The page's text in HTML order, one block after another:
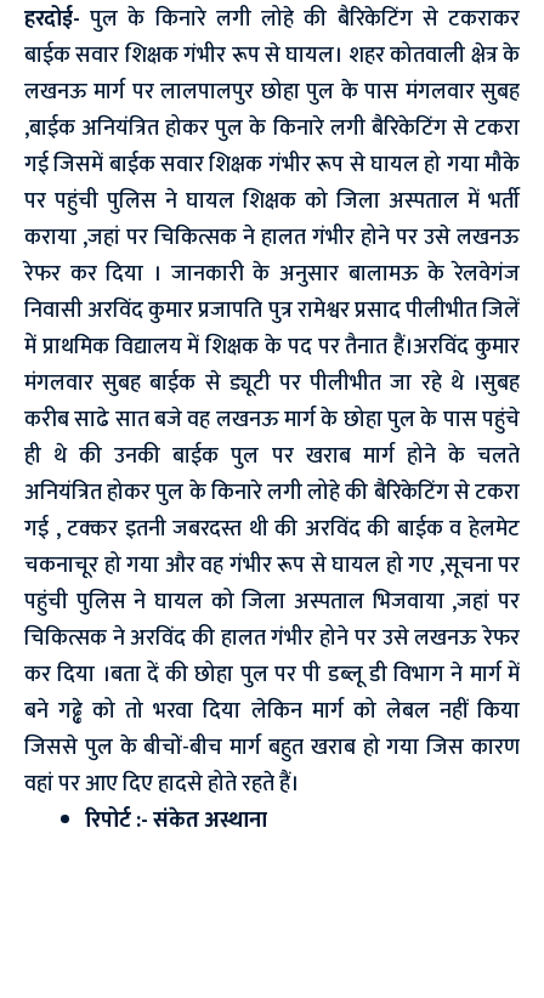
हरदोई- पुल के किनारे लगी लोहे की बैरिकेटिंग से टकराकर
बाईक सवार शिक्षक गंभीर रूप से घायल। शहर कोतवाली क्षेत्र के
लखनऊ मार्ग पर लालपालपुर छोहा पुल के पास मंगलवार सुबह
,बाईक अनियंत्रित होकर पुल के किनारे लगी बैरिकेटिंग से टकरा
गई जिसमें बाईक सवार शिक्षक गंभीर रूप से घायल हो गया मौके
पर पहुंची पुलिस ने घायल शिक्षक को जिला अस्पताल में भर्ती
कराया ,जहां पर चिकित्सक ने हालत गंभीर होने पर उसे लखनऊ
रेफर कर दिया । जानकारी के अनुसार बालामऊ के रेलवेगंज
निवासी अरविंद कुमार प्रजापति पुत्र रामेश्वर प्रसाद पीलीभीत जिलें
में प्राथमिक विद्यालय में शिक्षक के पद पर तैनात हैं।अरविंद कुमार
मंगलवार सुबह बाईक से ड्यूटी पर पीलीभीत जा रहे थे ।सुबह
करीब साढे सात बजे वह लखनऊ मार्ग के छोहा पुल के पास पहुंचे
ही थे की उनकी बाईक पुल पर खराब मार्ग होने के चलते
अनियंत्रित होकर पुल के किनारे लगी लोहे की बैरिकेटिंग से टकरा
गई , टक्कर इतनी जबरदस्त थी की अरविंद की बाईक व हेलमेट
चकनाचूर हो गया और वह गंभीर रूप से घायल हो गए ,सूचना पर
पहुंची पुलिस ने घायल को जिला अस्पताल भिजवाया ,जहां पर
चिकित्सक ने अरविंद की हालत गंभीर होने पर उसे लखनऊ रेफर
कर दिया ।बता दें की छोहा पुल पर पी डब्लू डी विभाग ने मार्ग में
बने गढ्ढे को तो भरवा दिया लेकिन मार्ग को लेबल नहीं किया
जिससे पुल के बीचों-बीच मार्ग बहुत खराब हो गया जिस कारण
वहां पर आए दिए हादसे होते रहते हैं।
रिपोर्ट :- संकेत अस्थाना